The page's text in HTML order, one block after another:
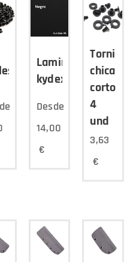
Remaches
Lamina
kydex
Desde
14,00
€
Tornillo
chicago
cortos
4
und
3,63
€